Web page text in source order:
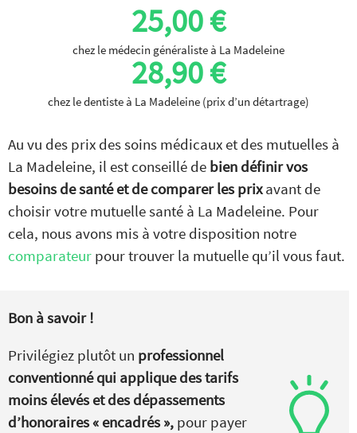
25,00 €
chez le médecin généraliste à La Madeleine
28,90 €
chez le dentiste à La Madeleine (prix d’un détartrage)
Au vu des prix des soins médicaux et des mutuelles à
La Madeleine, il est conseillé de bien définir vos
besoins de santé et de comparer les prixavant de
choisir votre mutuelle santé à La Madeleine. Pour
cela, nous avons mis à votre disposition notre
comparateur pour trouver la mutuelle qu’il vous faut.
Bon à savoir !
Privilégiez plutôt un professionnel
conventionné qui applique des tarifs
moins élevés et des dépassements
d’honoraires « encadrés », pour payer